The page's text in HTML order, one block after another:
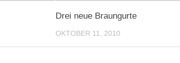
Drei neue Braungurte
OKTOBER 11, 2010